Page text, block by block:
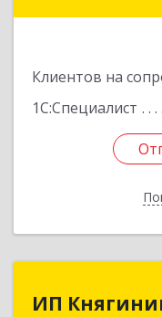
Клиентов на
1С:Специалист
ИП